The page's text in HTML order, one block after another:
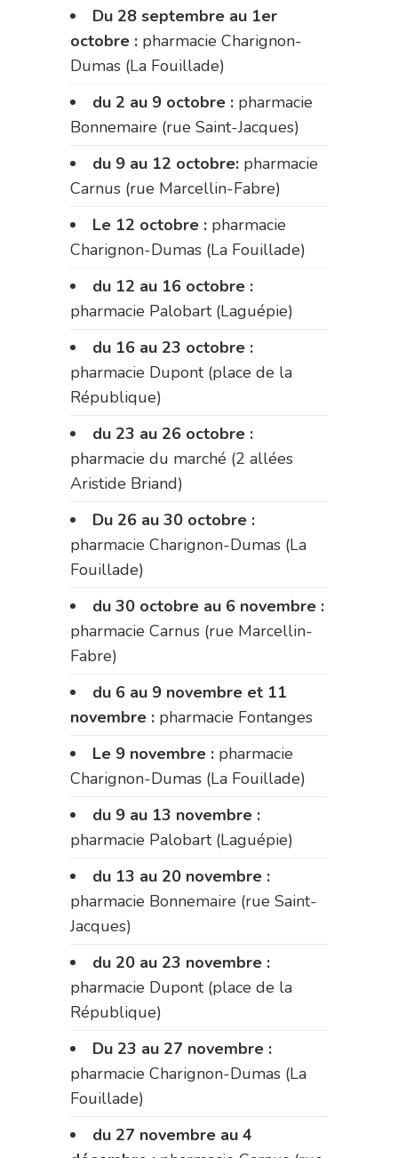
Du 28 septembre au 1er
octobre : pharmacie Charignon-
Dumas (La Fouillade)
du 2 au 9 octobre : pharmacie
Bonnemaire (rue Saint-Jacques)
du 9 au 12 octobre: pharmacie
Carnus (rue Marcellin-Fabre)
Le 12 octobre : pharmacie
Charignon-Dumas (La Fouillade)
du 12 au 16 octobre :
pharmacie Palobart (Laguépie)
du 16 au 23 octobre :
pharmacie Dupont (place de la
République)
du 23 au 26 octobre :
pharmacie du marché (2 allées
Aristide Briand)
Du 26 au 30 octobre :
pharmacie Charignon-Dumas (La
Fouillade)
du 30 octobre au 6 novembre :
pharmacie Carnus (rue Marcellin-
Fabre)
du 6 au 9 novembre et 11
novembre : pharmacie Fontanges
Le 9 novembre : pharmacie
Charignon-Dumas (La Fouillade)
du 9 au 13 novembre :
pharmacie Palobart (Laguépie)
du 13 au 20 novembre :
pharmacie Bonnemaire (rue Saint-
Jacques)
du 20 au 23 novembre :
pharmacie Dupont (place de la
République)
Du 23 au 27 novembre :
pharmacie Charignon-Dumas (La
Fouillade)
du 27 novembre au 4